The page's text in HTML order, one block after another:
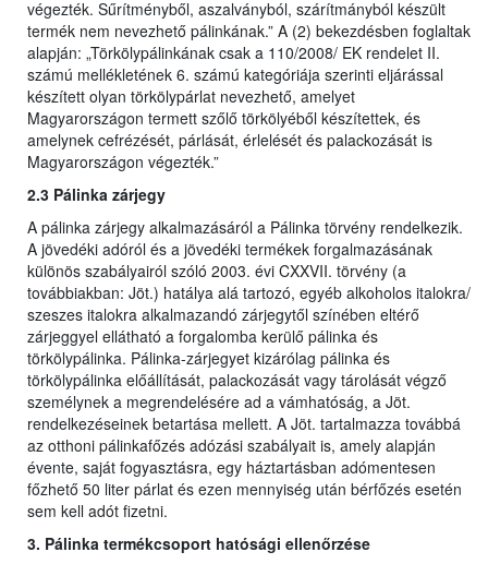
végezték. Sűrítményből, aszalványból, szárítmányból készült
termék nem nevezhető pálinkának.” A (2) bekezdésben foglaltak
alapján: „Törkölypálinkának csak a 110/2008/ EK rendelet II.
számú mellékletének 6. számú kategóriája szerinti eljárással
készített olyan törkölypárlat nevezhető, amelyet
Magyarországon termett szőlő törkölyéből készítettek, és
amelynek cefrézését, párlását, érlelését és palackozását is
Magyarországon végezték.”
2.3 Pálinka zárjegy
A pálinka zárjegy alkalmazásáról a Pálinka törvény rendelkezik.
A jövedéki adóról és a jövedéki termékek forgalmazásának
különös szabályairól szóló 2003. évi CXXVII. törvény (a
továbbiakban: Jöt.) hatálya alá tartozó, egyéb alkoholos italokra/
szeszes italokra alkalmazandó zárjegytől színében eltérő
zárjeggyel ellátható a forgalomba kerülő pálinka és
törkölypálinka. Pálinka-zárjegyet kizárólag pálinka és
törkölypálinka előállítását, palackozását vagy tárolását végző
személynek a megrendelésére ad a vámhatóság, a Jöt.
rendelkezéseinek betartása mellett. A Jöt. tartalmazza továbbá
az otthoni pálinkafőzés adózási szabályait is, amely alapján
évente, saját fogyasztásra, egy háztartásban adómentesen
főzhető 50 liter párlat és ezen mennyiség után bérfőzés esetén
sem kell adót fizetni.
3. Pálinka termékcsoport hatósági ellenőrzése